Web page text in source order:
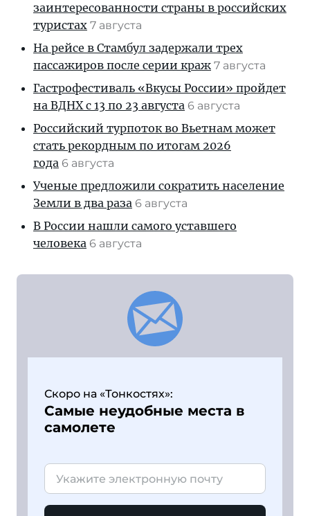
заинтересованности страны в российских
туристах 7 августа
На рейсе в Стамбул задержали трех
пассажиров после серии краж 7 августа
Гастрофестиваль «Вкусы России» пройдет
на ВДНХ с 13 по 23 августа 6 августа
Российский турпоток во Вьетнам может
стать рекордным по итогам 2026
года 6 августа
Ученые предложили сократить население
Земли в два раза 6 августа
В России нашли самого уставшего
человека 6 августа
Скоро на «Тонкостях»:
Самые неудобные места в
самолете